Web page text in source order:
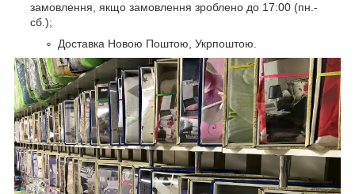
замовлення, якщо замовлення зроблено до 17:00 (пн.-
сб.);
Доставка Новою Поштою, Укрпоштою.